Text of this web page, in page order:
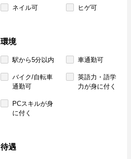
ネイル可 ヒゲ可
環境
駅から5分以内 車通勤可
バイク/自転車
通勤可
英語力・語学
力が身に付く
PCスキルが身
に付く
待遇